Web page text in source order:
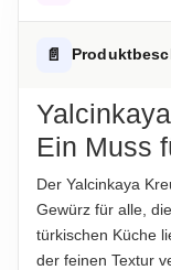
übernommen. Bitte
Produktverpackung; nur
HERKUNFTSLAND
Türkei
HINWEIS
Für die
übernommen...
📄
Ein Muss
Der Yalcinkaya
Gewürz für alle,
türkischen Küche
der feinen Textur